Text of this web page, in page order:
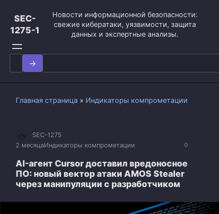
контенту
SEC-
1275-1
Новости информационной безопасности:
свежие кибератаки, уязвимости, защита
данных и экспертные анализы.
Search
for:
Главная страница » Индикаторы компрометации
0
SEC-1275
2 месяцаИндикаторы компрометации
AI-агент Cursor доставил вредоносное
ПО: новый вектор атаки AMOS Stealer
через манипуляции с разработчиком